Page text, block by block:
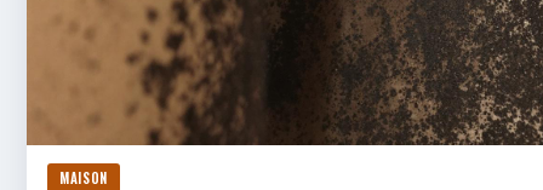
MAISON